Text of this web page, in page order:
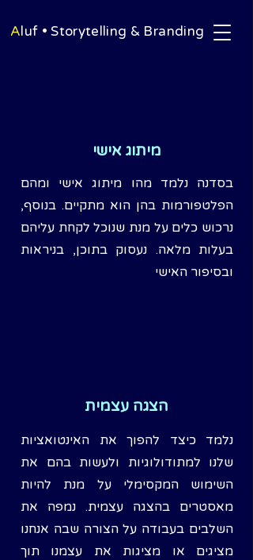
Aluf • Storytelling & Branding
מיתוג אישי
בסדנה נלמד מהו מיתוג אישי ומהם
הפלטפורמות בהן הוא מתקיים. בנוסף,
נרכוש כלים על מנת שנוכל לקחת עליהם
בעלות מלאה. נעסוק בתוכן, בניראות
ובסיפור האישי
הצגה עצמית
נלמד כיצד להפוך את האינטואציות
שלנו למתודולוגיות ולעשות בהם את
השימוש המקסימלי על מנת להיות
מאסטרים בהצגה עצמית. נמפה את
השלבים בעבודה על הצורה שבה אנחנו
מציגים או מציגות את עצמנו תוך